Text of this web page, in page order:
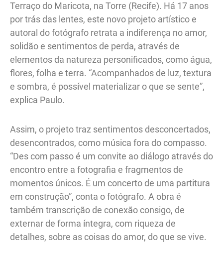
Terraço do Maricota, na Torre (Recife). Há 17 anos
por trás das lentes, este novo projeto artístico e
autoral do fotógrafo retrata a indiferença no amor,
solidão e sentimentos de perda, através de
elementos da natureza personificados, como água,
flores, folha e terra. “Acompanhados de luz, textura
e sombra, é possível materializar o que se sente”,
explica Paulo.
Assim, o projeto traz sentimentos desconcertados,
desencontrados, como música fora do compasso.
“Des com passo é um convite ao diálogo através do
encontro entre a fotografia e fragmentos de
momentos únicos. É um concerto de uma partitura
em construção”, conta o fotógrafo. A obra é
também transcrição de conexão consigo, de
externar de forma íntegra, com riqueza de
detalhes, sobre as coisas do amor, do que se vive.